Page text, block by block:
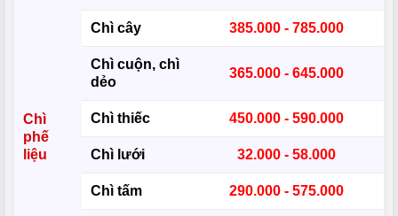
Chì
phế
liệu
Chì cây 385.000 - 785.000
Chì cuộn, chì
dẻo
365.000 - 645.000
Chì thiếc 450.000 - 590.000
Chì lưới 32.000 - 58.000
Chì tấm 290.000 - 575.000